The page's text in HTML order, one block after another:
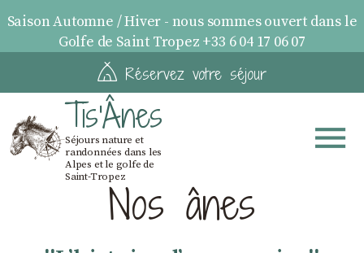
Saison Automne / Hiver - nous sommes ouvert dans le
Golfe de Saint Tropez +33 6 04 17 06 07
Réservez votre séjour
Tis'Ânes
Séjours nature et
randonnées dans les
Alpes et le golfe de
Saint-TropezNos ânes